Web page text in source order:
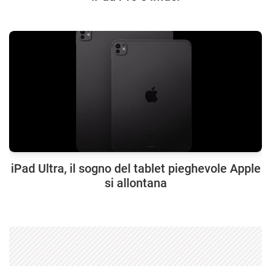
iPad Ultra, il sogno del tablet pieghevole Apple
si allontana